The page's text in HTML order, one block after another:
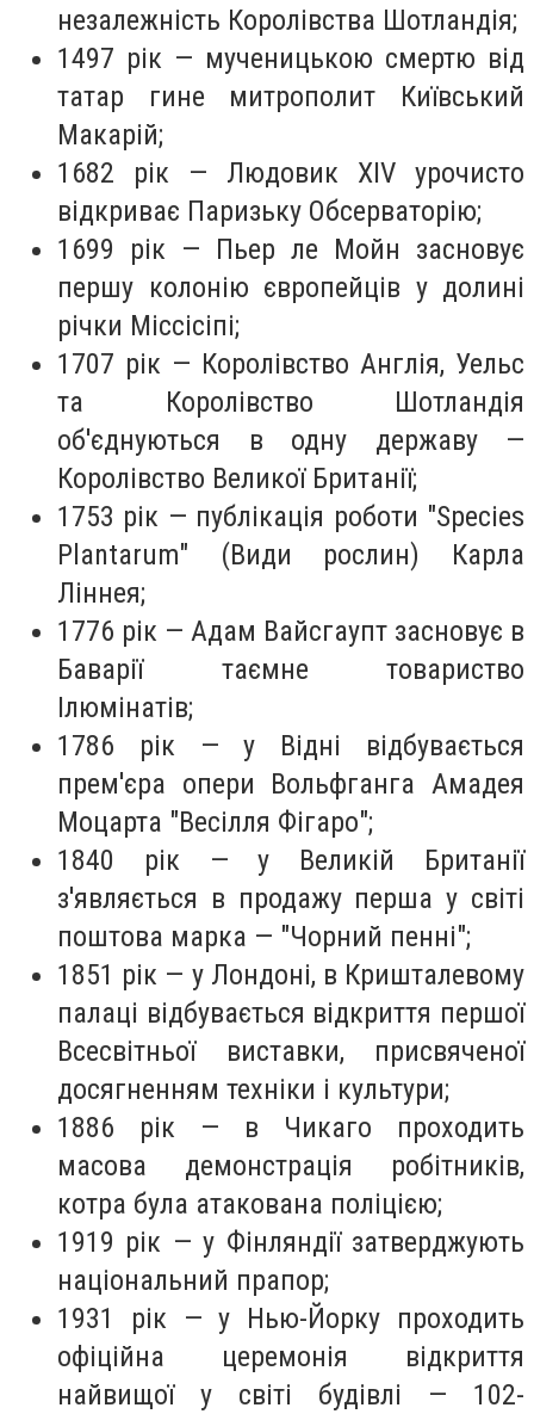
незалежність Королівства Шотландія;
1497 рік — мученицькою смертю від
татар гине митрополит Київський
Макарій;
1682 рік — Людовик XIV урочисто
відкриває Паризьку Обсерваторію;
1699 рік — Пьер ле Мойн засновує
першу колонію європейців у долині
річки Міссісіпі;
1707 рік — Королівство Англія, Уельс
та Королівство Шотландія
об'єднуються в одну державу —
Королівство Великої Британії;
1753 рік — публікація роботи "Species
Plantarum" (Види рослин) Карла
Ліннея;
1776 рік — Адам Вайсгаупт засновує в
Баварії таємне товариство
Ілюмінатів;
1786 рік — у Відні відбувається
прем'єра опери Вольфганга Амадея
Моцарта "Весілля Фігаро";
1840 рік — у Великій Британії
з'являється в продажу перша у світі
поштова марка — "Чорний пенні";
1851 рік — у Лондоні, в Кришталевому
палаці відбувається відкриття першої
Всесвітньої виставки, присвяченої
досягненням техніки і культури;
1886 рік — в Чикаго проходить
масова демонстрація робітників,
котра була атакована поліцією;
1919 рік — у Фінляндії затверджують
національний прапор;
1931 рік — у Нью-Йорку проходить
офіційна церемонія відкриття
найвищої у світі будівлі — 102-